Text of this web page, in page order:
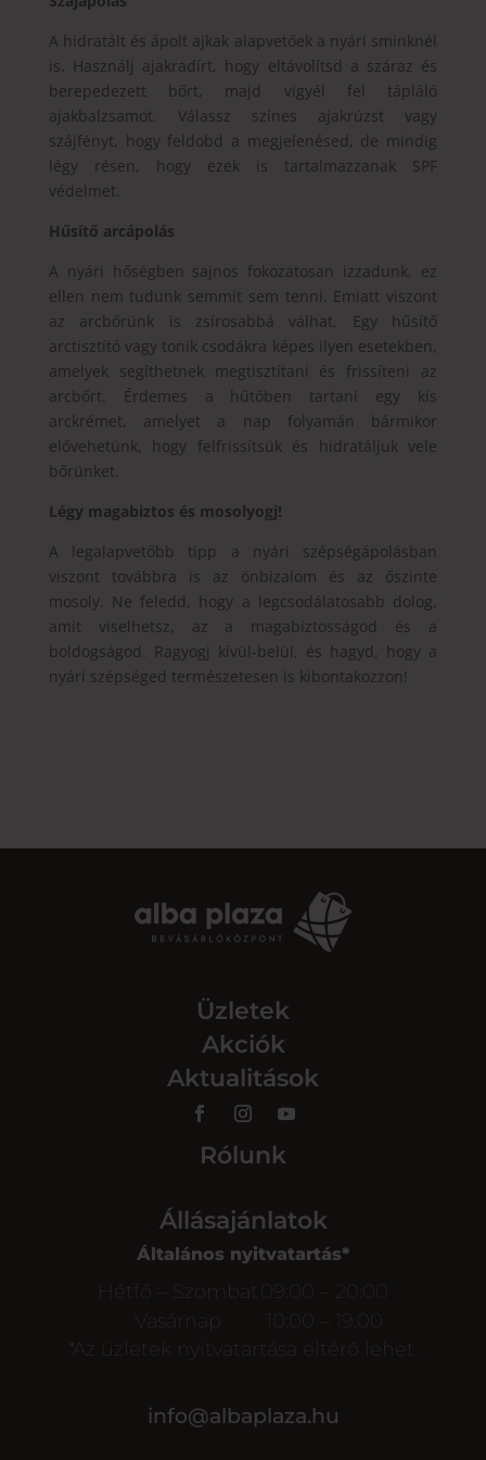
A hidratált és ápolt ajkak alapvetőek a nyári sminknél
is. Használj ajakradírt, hogy eltávolítsd a száraz és
berepedezett bőrt, majd vigyél fel tápláló
ajakbalzsamot. Válassz színes ajakrúzst vagy
szájfényt, hogy feldobd a megjelenésed, de mindig
légy résen, hogy ezek is tartalmazzanak SPF
védelmet.
Hűsítő arcápolás
A nyári hőségben sajnos fokozatosan izzadunk, ez
ellen nem tudunk semmit sem tenni. Emiatt viszont
az arcbőrünk is zsírosabbá válhat. Egy hűsítő
arctisztító vagy tonik csodákra képes ilyen esetekben,
amelyek segíthetnek megtisztítani és frissíteni az
arcbőrt. Érdemes a hűtőben tartani egy kis
arckrémet, amelyet a nap folyamán bármikor
elővehetünk, hogy felfrissítsük és hidratáljuk vele
bőrünket.
Légy magabiztos és mosolyogj!
A legalapvetőbb tipp a nyári szépségápolásban
viszont továbbra is az önbizalom és az őszinte
mosoly. Ne feledd, hogy a legcsodálatosabb dolog,
amit viselhetsz, az a magabiztosságod és a
boldogságod. Ragyogj kívül-belül, és hagyd, hogy a
nyári szépséged természetesen is kibontakozzon!
Üzletek
Akciók
Aktualitások
Rólunk
Állásajánlatok
Általános nyitvatartás*
Hétfő – Szombat
09:00 – 20:00
Vasárnap
10:00 – 19:00
*Az üzletek nyitvatartása eltérő lehet.
info@albaplaza.hu